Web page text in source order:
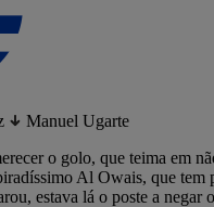
Manuel Ugarte
o golo, que teima em
Al Owais, que tem
estava lá o poste a negar